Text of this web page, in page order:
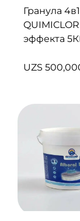
Гранула 4в1
эффекта
UZS